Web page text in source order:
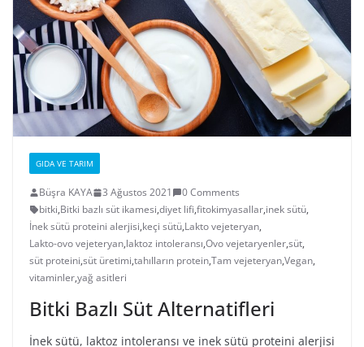
GIDA VE TARIM
Büşra KAYA 3 Ağustos 2021
0 Comments
bitki,Bitki bazlı süt ikamesi,diyet lifi,fitokimyasallar,inek sütü,
İnek sütü proteini alerjisi,keçi sütü,Lakto vejeteryan,
Lakto-ovo vejeteryan,laktoz intoleransı,Ovo vejetaryenler,süt,
süt proteini,süt üretimi,tahılların protein,Tam vejeteryan,Vegan,
vitaminler,yağ asitleri
Bitki Bazlı Süt Alternatifleri
İnek sütü, laktoz intoleransı ve inek sütü proteini alerjisi